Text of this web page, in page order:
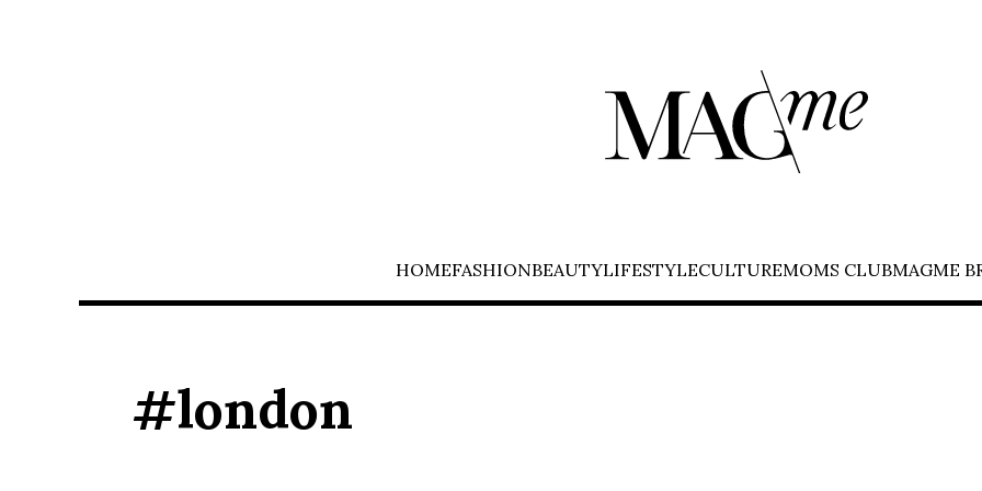
HOMEFASHIONBEAUTYLIFESTYLECULTUREMOMS CLUBMAGME
#london